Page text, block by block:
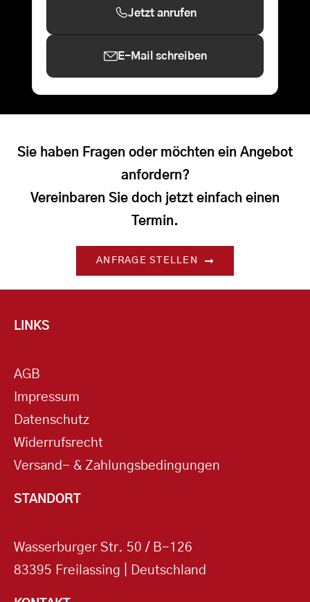
Jetzt anrufen
E-Mail schreiben
Sie haben Fragen oder möchten ein Angebot
anfordern?
Vereinbaren Sie doch jetzt einfach einen
Termin.
ANFRAGE STELLEN
LINKS
AGB
Impressum
Datenschutz
Widerrufsrecht
Versand- & Zahlungsbedingungen
STANDORT
Wasserburger Str. 50 / B-126
83395 Freilassing | Deutschland